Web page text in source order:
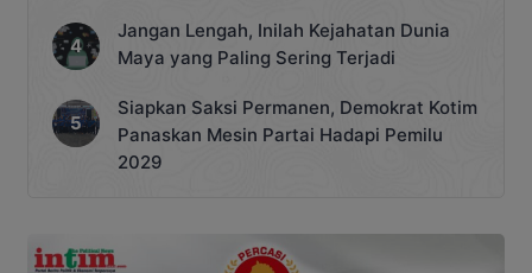
Jangan Lengah, Inilah Kejahatan Dunia
Maya yang Paling Sering Terjadi
Siapkan Saksi Permanen, Demokrat Kotim
Panaskan Mesin Partai Hadapi Pemilu
2029